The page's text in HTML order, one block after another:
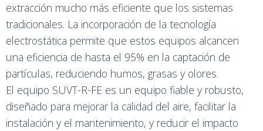
extracción mucho más eficiente que los sistemas
tradicionales. La incorporación de la tecnología
electrostática permite que estos equipos alcancen
una eficiencia de hasta el 95% en la captación de
partículas, reduciendo humos, grasas y olores.
El equipo SUVT-R-FE es un equipo fiable y robusto,
diseñado para mejorar la calidad del aire, facilitar la
instalación y el mantenimiento, y reducir el impacto